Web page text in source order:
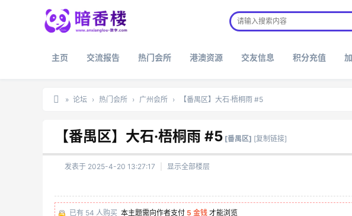
主页 交流报告 热门会所 港澳资源 交友信息 积分充值
楼
» 论坛 › 热门会所 › 广州会所 › 【番禺区】大石·梧桐雨 #5
【番禺区】大石·梧桐雨 #5 [番禺区] [复制链接]
发表于 2025-4-20 13:27:17 显示全部楼层
已有 54 人购买 本主题需向作者支付 5 金钱 才能浏览